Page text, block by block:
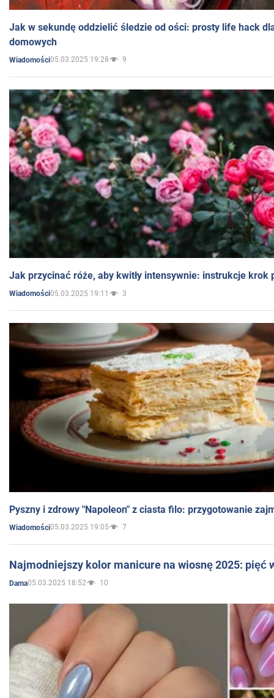
Jak w sekundę oddzielić śledzie od ości: prosty life hack
domowych
Wiadomości05.03.2025 19:28 9
Jak przycinać róże, aby kwitły intensywnie: instrukcje krok
Wiadomości05.03.2025 19:11 3
Pyszny i zdrowy "Napoleon" z ciasta filo: przygotowanie
Wiadomości05.03.2025 19:05 7
Najmodniejszy kolor manicure na wiosnę 2025: pięć
Dama05.03.2025 18:52 10